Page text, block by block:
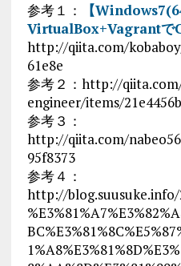
参考１：
【
VirtualBox+Vagrantで
http://qiita.com/
61e8e
参考２：http://
engineer/items/
参考３：
http://qiita.com/
95f8373
参考４：
http://